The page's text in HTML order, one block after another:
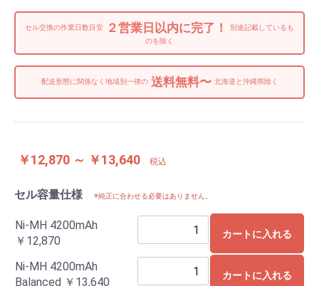
セル交換の作業日数目安 ２営業日以内に完了！
別途記載しているも
のを除く
配送形態に関係なく地域別一律の送料無料〜 北海道と沖縄県除く
￥12,870 ～ ￥13,640 税込
セル容量仕様 ※純正に合わせる必要はありません。
Ni-MH 4200mAh
￥12,870
カートに入れる
Ni-MH 4200mAh
Balanced ￥13,640 カートに入れる